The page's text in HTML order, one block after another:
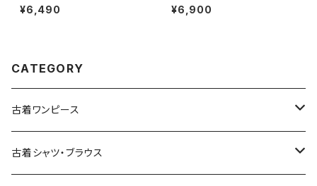
ティアード スカート グレー (ba
2607011)
¥6,490
ネック 総柄 長袖 ニット セータ
ー カラフル 水色 (ttu2501051)
¥6,900
CATEGORY
古着ワンピース
古着長袖ワンピース
古着シャツ・ブラウス